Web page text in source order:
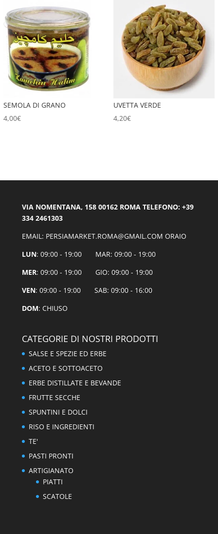
SEMOLA DI GRANO
4,00€
UVETTA VERDE
4,20€
VIA NOMENTANA, 158 00162 ROMA TELEFONO: +39
334 2461303
EMAIL: PERSIAMARKET.ROMA@GMAIL.COM ORAIO
LUN: 09:00 - 19:00 MAR: 09:00 - 19:00
MER: 09:00 - 19:00 GIO: 09:00 - 19:00
VEN: 09:00 - 19:00 SAB: 09:00 - 16:00
DOM: CHIUSO
CATEGORIE DI NOSTRI PRODOTTI
SALSE E SPEZIE ED ERBE
ACETO E SOTTOACETO
ERBE DISTILLATE E BEVANDE
FRUTTE SECCHE
SPUNTINI E DOLCI
RISO E INGREDIENTI
TE'
PASTI PRONTI
ARTIGIANATO
PIATTI
SCATOLE